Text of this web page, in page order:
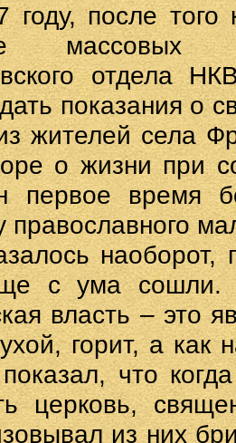
году, после
массовых
отдела
показания о
жителей села
о жизни при
первое время
православного
наоборот,
с ума сошли.
власть – это
горит, а как
что
церковь,
из них